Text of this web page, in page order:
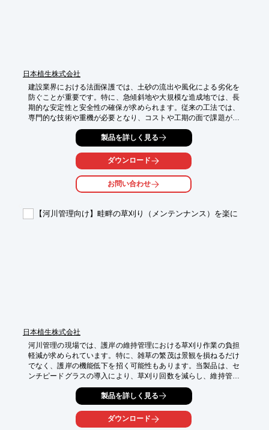
日本植生株式会社
建設業界における法面保護では、土砂の流出や風化による劣化を
防ぐことが重要です。特に、急傾斜地や大規模な造成地では、長
期的な安定性と安全性の確保が求められます。従来の工法では、
専門的な技術や重機が必要となり、コストや工期の面で課題があ
りました。当社の水で固まる土木シートは、誰でも簡単に施工で
き、法面の保護と安定化を実現します。
【活用シーン】
・急傾斜地の法面保護
・造成地の土砂流出防止
・河川護岸の補強
【導入の効果】
製品を詳しく見る
ダウンロード
お問い合わせ
【河川管理向け】畦畔の草刈り（メンテンナンス）を楽に
日本植生株式会社
河川管理の現場では、護岸の維持管理における草刈り作業の負担
軽減が求められています。特に、雑草の繁茂は景観を損ねるだけ
でなく、護岸の機能低下を招く可能性もあります。当製品は、セ
ンチピードグラスの導入により、草刈り回数を減らし、維持管理
を容易にします。
【活用シーン】
製品を詳しく見る
ダウンロード